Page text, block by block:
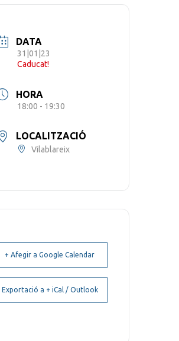
DATA
31|01|23
Caducat!
HORA
18:00 - 19:30
LOCALITZACIÓ
Vilablareix
+ Afegir a Google Calendar
Exportació a + iCal / Outlook